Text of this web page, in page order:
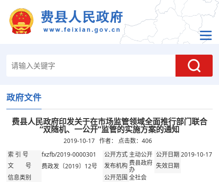
政府文件
费县人民政府印发关于在市场监管领域全面推行部门联合
“双随机、一公开”监管的实施方案的通知
2019-10-17 作者： 点击数：406
索 引 号 fxzfb/2019-0000301 公开方式 主动公开 公开日期2019-10-17
文 号 费政发〔2019〕12号 发布机构费县政府
办
失效日期
信息类别
公开范围全社会